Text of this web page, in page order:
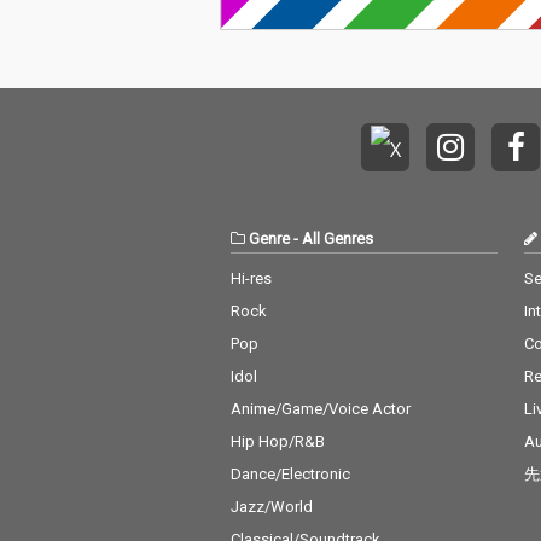
Genre- All Genres
Hi-res
Rock
Pop
Idol
Anime/Game/Voice Actor
Hip Hop/R&B
Dance/Electronic
Jazz/World